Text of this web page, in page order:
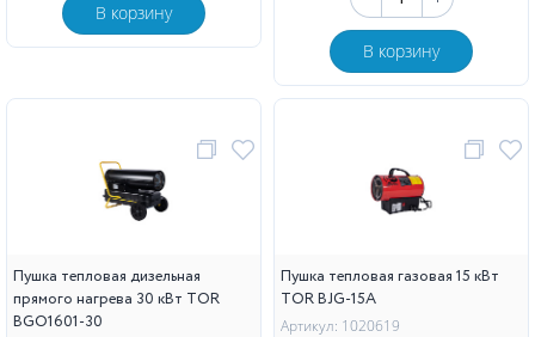
В корзину
В корзину
Пушка тепловая дизельная
прямого нагрева 30 кВт TOR
BGO1601-30
Пушка тепловая газовая 15 кВт
TOR BJG-15A
Артикул: 1020619